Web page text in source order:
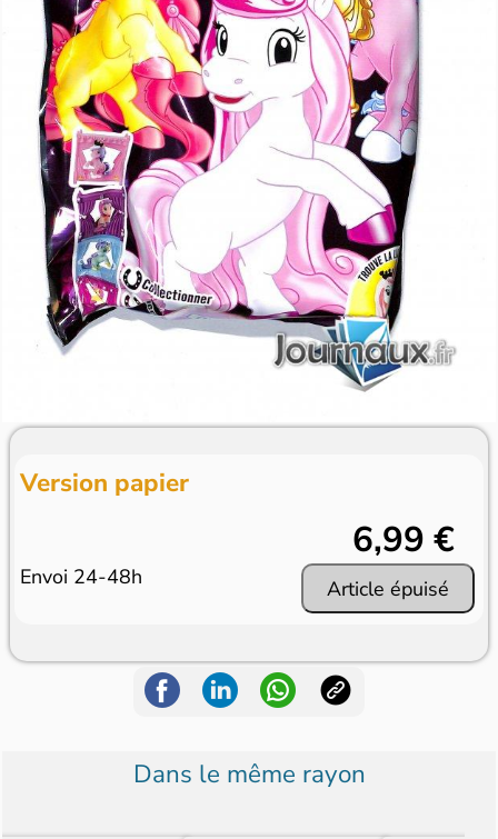
Version papier
Envoi 24-48h
6,99 €
Article épuisé
Dans le même rayon